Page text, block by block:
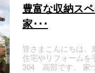
豊富な収納ス
家･･･
皆さまこんにちは。
住宅やリフォームを
304 高部です。 家